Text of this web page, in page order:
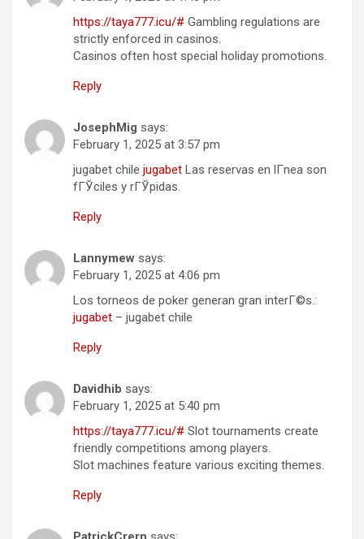
https://taya777.icu/# Gambling regulations are
strictly enforced in casinos.
Casinos often host special holiday promotions.
Reply
JosephMig says:
February 1, 2025 at 3:57 pm
jugabet chile jugabet Las reservas en lГ­nea son
fГЎciles y rГЎpidas.
Reply
Lannymew says:
February 1, 2025 at 4:06 pm
Los torneos de poker generan gran interГ©s.:
jugabet – jugabet chile
Reply
Davidhib says:
February 1, 2025 at 5:40 pm
https://taya777.icu/# Slot tournaments create
friendly competitions among players.
Slot machines feature various exciting themes.
Reply